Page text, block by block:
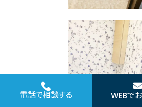
電話で相談する WEBで